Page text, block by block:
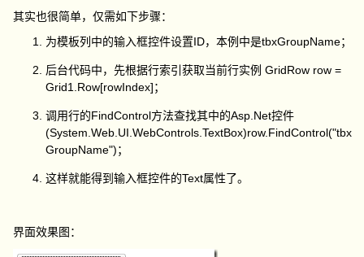
其实也很简单，仅需如下步骤：
为模板列中的输入框控件设置ID，本例中是tbxGroupName；
后台代码中，先根据行索引获取当前行实例 GridRow row =
Grid1.Row[rowIndex]；
调用行的FindControl方法查找其中的Asp.Net控件
(System.Web.UI.WebControls.TextBox)row.FindControl("tbx
GroupName")；
这样就能得到输入框控件的Text属性了。
界面效果图：